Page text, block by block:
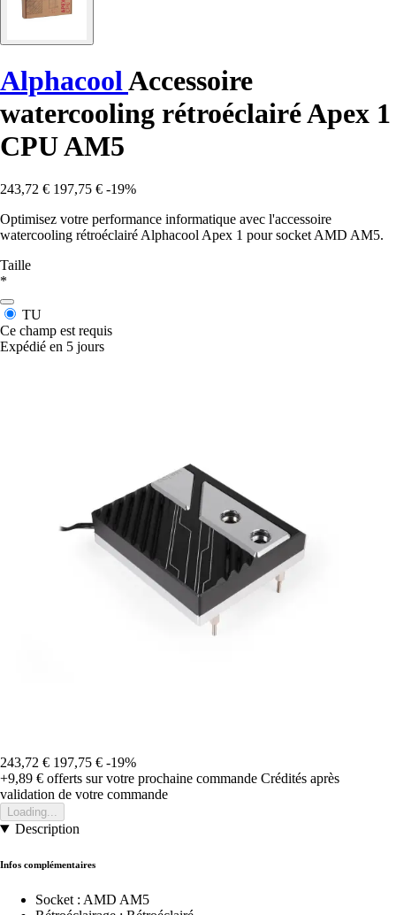
AlphacoolAccessoire
watercooling rétroéclairé Apex 1
CPU AM5
243,72 € 197,75 € -19%
Optimisez votre performance informatique avec l'accessoire
watercooling rétroéclairé Alphacool Apex 1 pour socket AMD AM5.
Taille
*
TU
Ce champ est requis
Expédié en 5 jours
243,72 € 197,75 € -19%
+9,89 € offerts sur votre prochaine commande Crédités après
validation de votre commande
Loading...
Description
Infos complémentaires
Socket : AMD AM5